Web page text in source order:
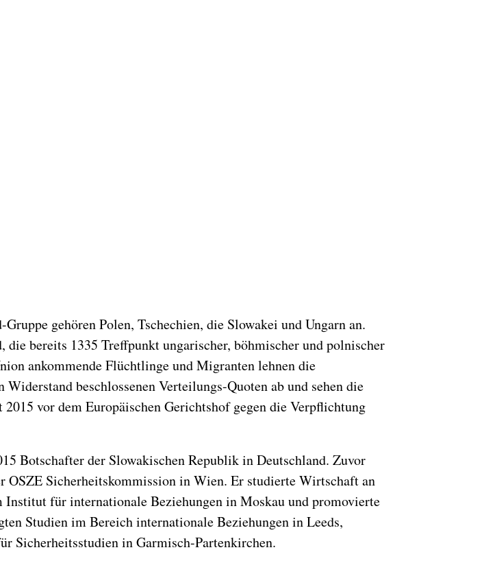
gehören Polen, Tschechien, die Slowakei und Ungarn an.
bereits 1335 Treffpunkt ungarischer, böhmischer und polnischer
ankommende Flüchtlinge und Migranten lehnen die
beschlossenen Verteilungs-Quoten ab und sehen die
vor dem Europäischen Gerichtshof gegen die Verpflichtung
Botschafter der Slowakischen Republik in Deutschland. Zuvor
OSZE Sicherheitskommission in Wien. Er studierte Wirtschaft an
für internationale Beziehungen in Moskau und promovierte
Studien im Bereich internationale Beziehungen in Leeds,
Sicherheitsstudien in Garmisch-Partenkirchen.